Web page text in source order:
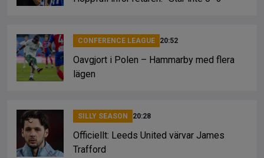
CONFERENCE LEAGUE 20:52
Oavgjort i Polen – Hammarby med flera
lägen
SILLY SEASON 20:28
Officiellt: Leeds United värvar James
Trafford